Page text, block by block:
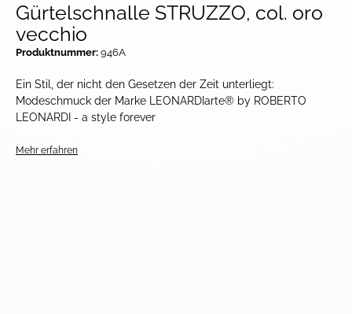
Ein Stil, der nicht den Gesetzen der Zeit unterliegt:
Modeschmuck der Marke LEONARDIarte® by ROBERTO
LEONARDI - a style forever
Mehr erfahren
Gürtelschnalle STRUZZO, col. oro
vecchio
Produktnummer: 946A